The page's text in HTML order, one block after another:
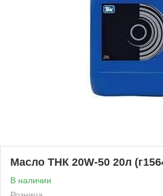
Масло ТНК 20W-50 20л
В наличии